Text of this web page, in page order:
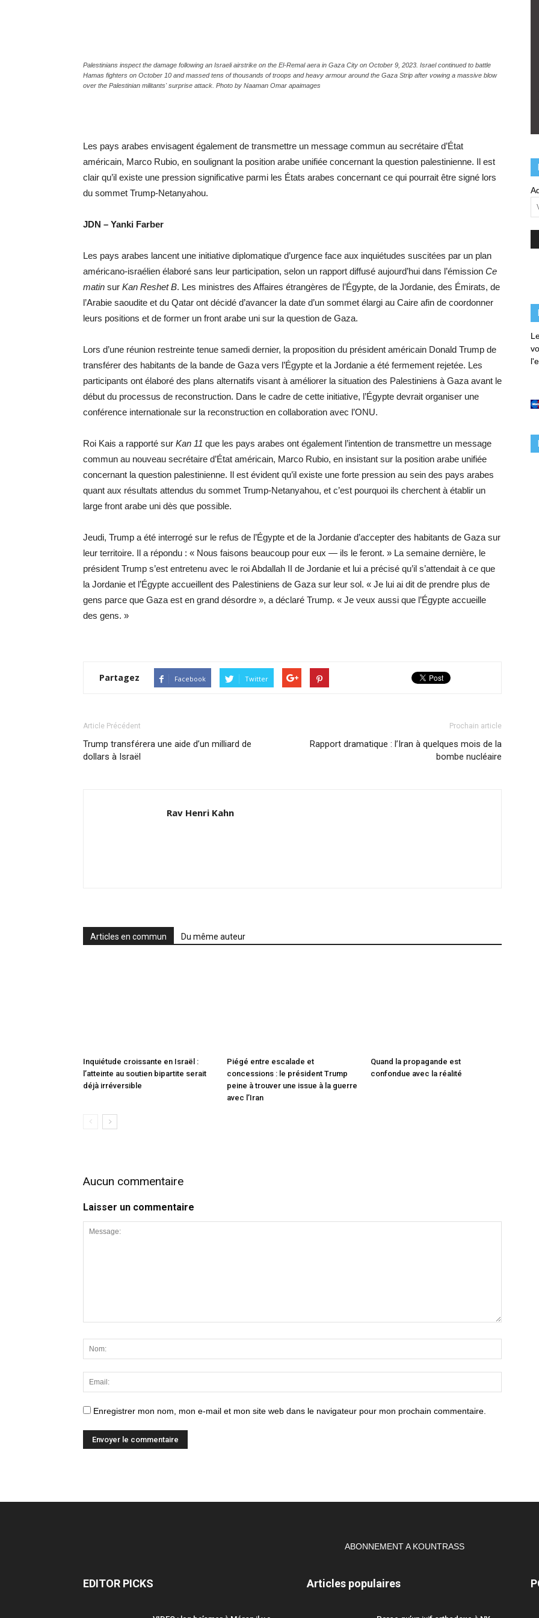
Palestinians inspect the damage following an Israeli airstrike on the El-Remal aera in Gaza City on October 9, 2023. Israel continued to battle
Hamas fighters on October 10 and massed tens of thousands of troops and heavy armour around the Gaza Strip after vowing a massive blow
over the Palestinian militants' surprise attack. Photo by Naaman Omar apaimages
Les pays arabes envisagent également de transmettre un message commun au secrétaire d’État
américain, Marco Rubio, en soulignant la position arabe unifiée concernant la question palestinienne. Il est
clair qu’il existe une pression significative parmi les États arabes concernant ce qui pourrait être signé lors
du sommet Trump-Netanyahou.
JDN – Yanki Farber
Les pays arabes lancent une initiative diplomatique d’urgence face aux inquiétudes suscitées par un plan
américano-israélien élaboré sans leur participation, selon un rapport diffusé aujourd’hui dans l’émission Ce
matin sur Kan Reshet B. Les ministres des Affaires étrangères de l’Égypte, de la Jordanie, des Émirats, de
l’Arabie saoudite et du Qatar ont décidé d’avancer la date d’un sommet élargi au Caire afin de coordonner
leurs positions et de former un front arabe uni sur la question de Gaza.
Lors d’une réunion restreinte tenue samedi dernier, la proposition du président américain Donald Trump de
transférer des habitants de la bande de Gaza vers l’Égypte et la Jordanie a été fermement rejetée. Les
participants ont élaboré des plans alternatifs visant à améliorer la situation des Palestiniens à Gaza avant le
début du processus de reconstruction. Dans le cadre de cette initiative, l’Égypte devrait organiser une
conférence internationale sur la reconstruction en collaboration avec l’ONU.
Roi Kais a rapporté sur Kan 11 que les pays arabes ont également l’intention de transmettre un message
commun au nouveau secrétaire d’État américain, Marco Rubio, en insistant sur la position arabe unifiée
concernant la question palestinienne. Il est évident qu’il existe une forte pression au sein des pays arabes
quant aux résultats attendus du sommet Trump-Netanyahou, et c’est pourquoi ils cherchent à établir un
large front arabe uni dès que possible.
Jeudi, Trump a été interrogé sur le refus de l’Égypte et de la Jordanie d’accepter des habitants de Gaza sur
leur territoire. Il a répondu : « Nous faisons beaucoup pour eux — ils le feront. » La semaine dernière, le
président Trump s’est entretenu avec le roi Abdallah II de Jordanie et lui a précisé qu’il s’attendait à ce que
la Jordanie et l’Égypte accueillent des Palestiniens de Gaza sur leur sol. « Je lui ai dit de prendre plus de
gens parce que Gaza est en grand désordre », a déclaré Trump. « Je veux aussi que l’Égypte accueille
des gens. »
Partagez Facebook Twitter
Article Précédent
Trump transférera une aide d’un milliard de
dollars à Israël
Prochain article
Rapport dramatique : l’Iran à quelques mois de la
bombe nucléaire
Rav Henri Kahn
Articles en commun Du même auteur
Inquiétude croissante en Israël :
l’atteinte au soutien bipartite serait
déjà irréversible
Piégé entre escalade et
concessions : le président Trump
peine à trouver une issue à la guerre
avec l’Iran
Quand la propagande est
confondue avec la réalité
Aucun commentaire
Laisser un commentaire
Enregistrer mon nom, mon e-mail et mon site web dans le navigateur pour mon prochain commentaire.
ABONNEMENT A KOUNTRASS
EDITOR PICKS Articles populaires